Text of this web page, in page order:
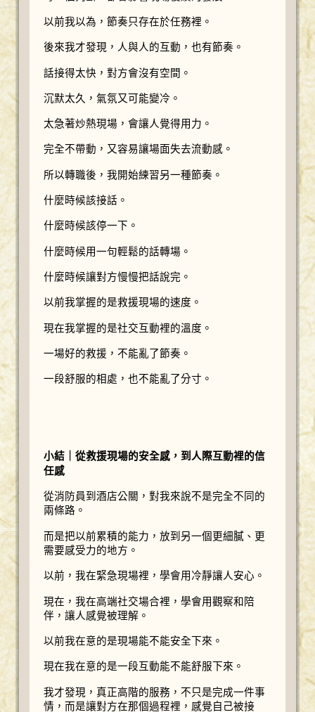
以前我以為，節奏只存在於任務裡。
後來我才發現，人與人的互動，也有節奏。
話接得太快，對方會沒有空間。
沉默太久，氣氛又可能變冷。
太急著炒熱現場，會讓人覺得用力。
完全不帶動，又容易讓場面失去流動感。
所以轉職後，我開始練習另一種節奏。
什麼時候該接話。
什麼時候該停一下。
什麼時候用一句輕鬆的話轉場。
什麼時候讓對方慢慢把話說完。
以前我掌握的是救援現場的速度。
現在我掌握的是社交互動裡的溫度。
一場好的救援，不能亂了節奏。
一段舒服的相處，也不能亂了分寸。
小結｜從救援現場的安全感，到人際互動裡的信
任感
從消防員到酒店公關，對我來說不是完全不同的
兩條路。
而是把以前累積的能力，放到另一個更細膩、更
需要感受力的地方。
以前，我在緊急現場裡，學會用冷靜讓人安心。
現在，我在高端社交場合裡，學會用觀察和陪
伴，讓人感覺被理解。
以前我在意的是現場能不能安全下來。
現在我在意的是一段互動能不能舒服下來。
我才發現，真正高階的服務，不只是完成一件事
情，而是讓對方在那個過程裡，感覺自己被接